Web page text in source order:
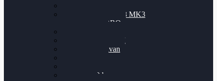
Nissan GT-R35 3.8 MK3
V6 TWINTURBO
VW Passat 2.0TDI
VW T6 Multivan
BMW 120d